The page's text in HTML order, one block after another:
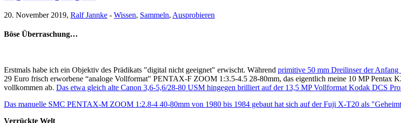
20. November 2019, Ralf Jannke - Wissen, Sammeln, Ausprobieren
Böse Überraschung…
Erstmals habe ich ein Objektiv des Prädikats "digital nicht geeignet" erwischt. Während primitive 50 mm Dreilinser der
29 Euro frisch erworbene “analoge Vollformat" PENTAX-F ZOOM 1:3.5-4.5 28-80mm, das eigentlich meine 10 MP Pentax
vollkommen ab. Das etwa gleich alte Canon 3,6-5,6/28-80 USM hingegen brilliert auf der 13,5 MP Vollformat Kodak DCS
Das manuelle SMC PENTAX-M ZOOM 1:2.8-4 40-80mm von 1980 bis 1984 gebaut hat sich auf der Fuji X-T20 als
Verrückte Welt